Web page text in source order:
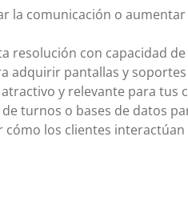
la comunicación o
resolución con capacidad
adquirir pantallas y soportes
y relevante para tus
turnos o bases de datos
los clientes